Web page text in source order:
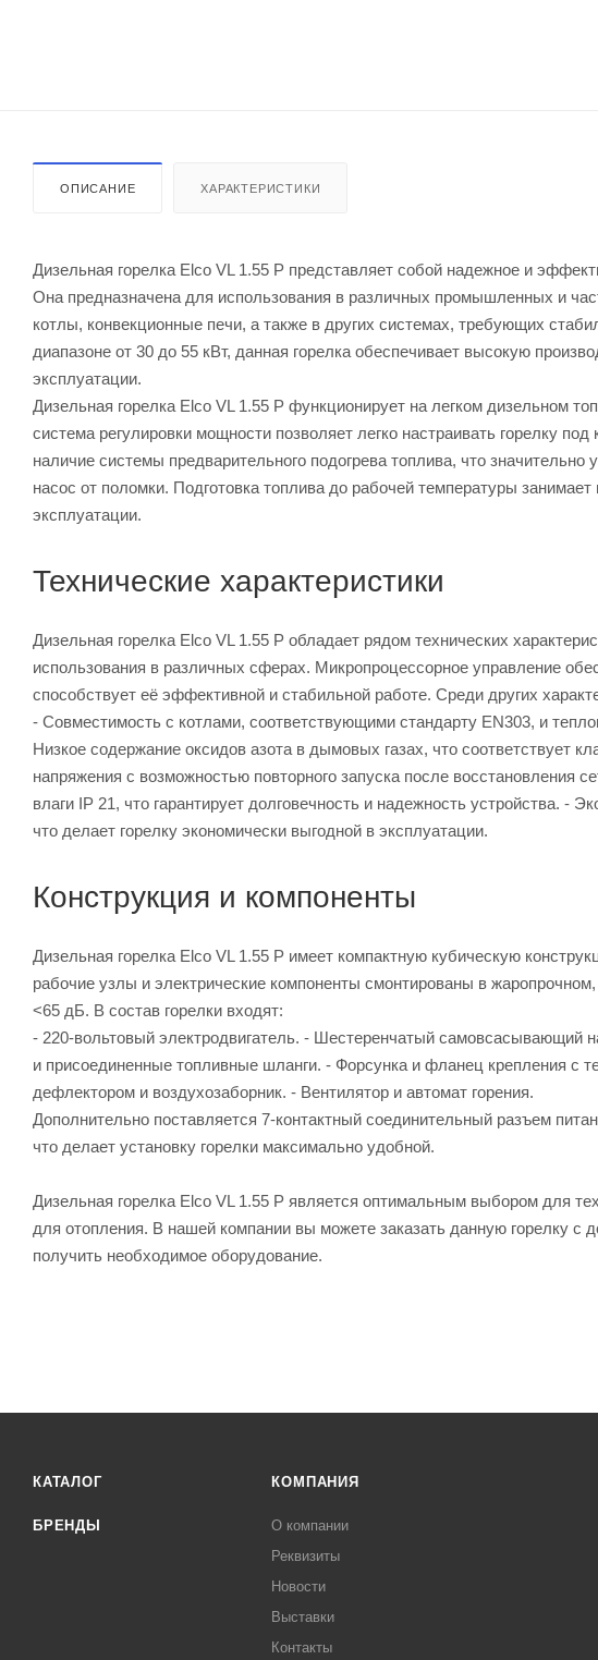
ОПИСАНИЕ ХАРАКТЕРИСТИКИ
Дизельная горелка Elco VL 1.55 P представляет собой надежное и
Она предназначена для использования в различных промышленных и
котлы, конвекционные печи, а также в других системах, требующих
диапазоне от 30 до 55 кВт, данная горелка обеспечивает высокую
эксплуатации.
Дизельная горелка Elco VL 1.55 P функционирует на легком дизельном
система регулировки мощности позволяет легко настраивать горелку
наличие системы предварительного подогрева топлива, что
насос от поломки. Подготовка топлива до рабочей температуры
эксплуатации.
Технические характеристики
Дизельная горелка Elco VL 1.55 P обладает рядом технических
использования в различных сферах. Микропроцессорное управление
способствует её эффективной и стабильной работе. Среди других
- Совместимость с котлами, соответствующими стандарту EN303, и
Низкое содержание оксидов азота в дымовых газах, что соответствует
напряжения с возможностью повторного запуска после восстановления
влаги IP 21, что гарантирует долговечность и надежность устройства. -
что делает горелку экономически выгодной в эксплуатации.
Конструкция и компоненты
Дизельная горелка Elco VL 1.55 P имеет компактную кубическую
рабочие узлы и электрические компоненты смонтированы в
<65 дБ. В состав горелки входят:
- 220-вольтовый электродвигатель. - Шестеренчатый самовсасывающий
и присоединенные топливные шланги. - Форсунка и фланец крепления с
дефлектором и воздухозаборник. - Вентилятор и автомат горения.
Дополнительно поставляется 7-контактный соединительный разъем
что делает установку горелки максимально удобной.
Дизельная горелка Elco VL 1.55 P является оптимальным выбором для
для отопления. В нашей компании вы можете заказать данную горелку с
получить необходимое оборудование.
КАТАЛОГ
БРЕНДЫ
КОМПАНИЯ
О компании
Реквизиты
Новости
Выставки
Контакты